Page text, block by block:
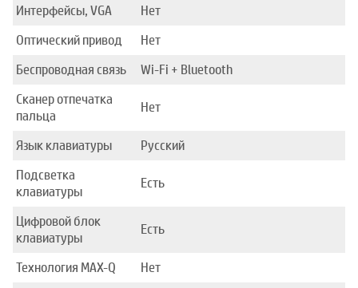
Интерфейсы, VGA
Нет
Оптический привод
Нет
Беспроводная связь
Wi-Fi + Bluetooth
Сканер отпечатка
пальца
Нет
Язык клавиатуры
Русский
Подсветка
клавиатуры
Есть
Цифровой блок
клавиатуры
Есть
Технология MAX-Q
Нет